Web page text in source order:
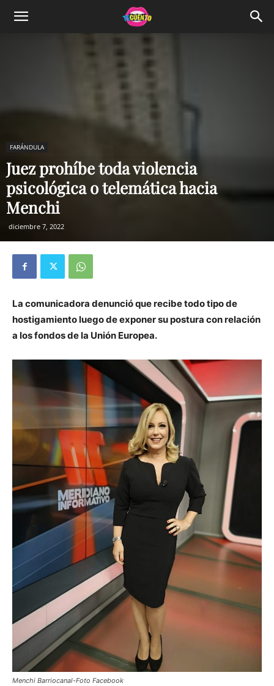
FARÁNDULA
Juez prohíbe toda violencia
psicológica o telemática hacia
Menchi
diciembre 7, 2022
La comunicadora denunció que recibe todo tipo de
hostigamiento luego de exponer su postura con relación
a los fondos de la Unión Europea.
Menchi Barriocanal-Foto Facebook